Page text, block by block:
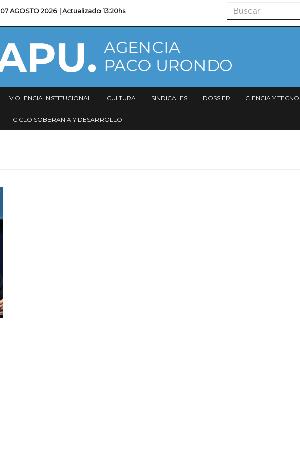
07 AGOSTO 2026 | Actualizado13:20hs Buscar
VIOLENCIA INSTITUCIONAL CULTURA SINDICALES DOSSIER CIENCIA Y
CICLO SOBERANÍA Y DESARROLLO